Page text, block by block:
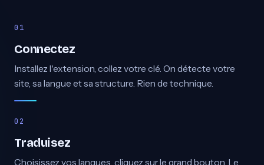
Connectez
Installez l'extension, collez votre clé. On détecte votre
site, sa langue et sa structure. Rien de technique.
Traduisez
Choisissez vos langues, cliquez sur le grand bouton. Le